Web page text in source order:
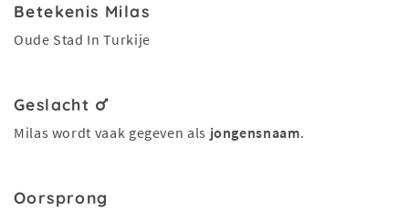
Betekenis Milas
Oude Stad In Turkije
Geslacht
Milas wordt vaak gegeven als jongensnaam.
Oorsprong